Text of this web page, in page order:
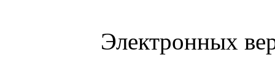
Электронных